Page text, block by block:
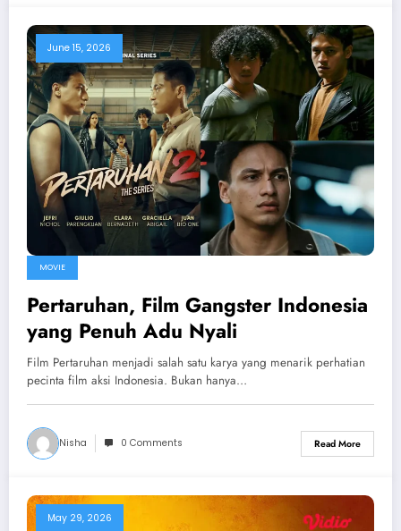
June 15, 2026
MOVIE
Pertaruhan, Film Gangster Indonesia
yang Penuh Adu Nyali
Film Pertaruhan menjadi salah satu karya yang menarik perhatian
pecinta film aksi Indonesia. Bukan hanya…
Nisha 0 Comments Read More
May 29, 2026